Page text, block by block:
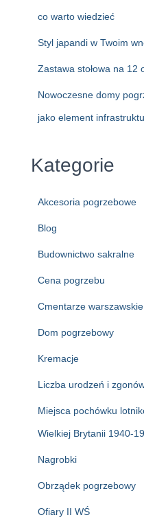
co warto wiedzieć
Styl japandi w Twoim
Zastawa stołowa na 12
Nowoczesne domy
jako element
Kategorie
Akcesoria pogrzebowe
Blog
Budownictwo sakralne
Cena pogrzebu
Cmentarze warszawskie
Dom pogrzebowy
Kremacje
Liczba urodzeń i
Miejsca pochówku
Wielkiej Brytanii 1940-
Nagrobki
Obrządek pogrzebowy
Ofiary II WŚ